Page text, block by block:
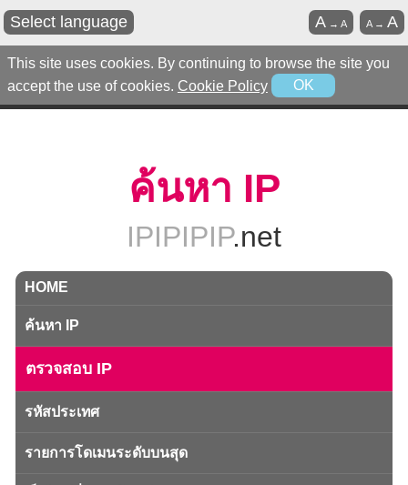
This site uses cookies. By continuing to browse the site you
accept the use of cookies. Cookie Policy OK
Select language A→A
A →A
ค้นหา IP
IPIPIPIP.net
HOME
ค้นหา IP
ตรวจสอบ IP
รหัสประเทศ
รายการโดเมนระดับบนสุด